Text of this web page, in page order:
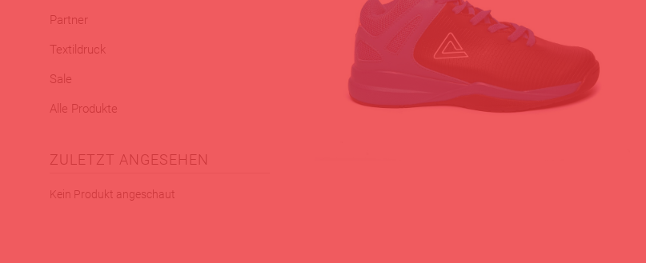
Partner
Textildruck
Sale
Alle Produkte
ZULETZT ANGESEHEN
Kein Produkt angeschaut